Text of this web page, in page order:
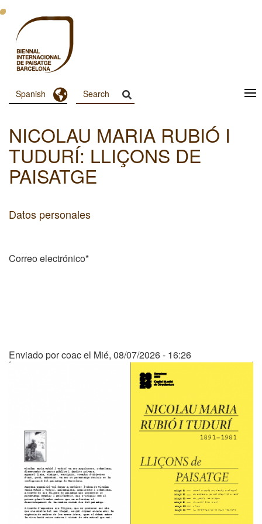
Pasar
contenido
principal
Menu
Principal
Dashboard
Spanish Toggle Dropdown
NICOLAU MARIA RUBIÓ I
TUDURÍ: LLIÇONS DE
PAISATGE
Datos personales
Correo electrónico*
Enviado porcoacel Mié, 08/07/2026 - 16:26